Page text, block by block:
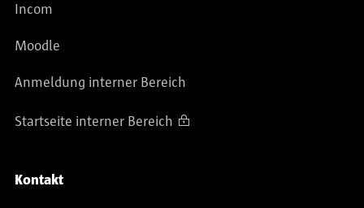
Incom
Moodle
Anmeldung interner Bereich
Startseite interner Bereich
Kontakt